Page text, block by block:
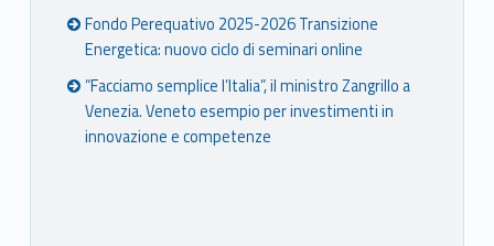
Fondo Perequativo 2025-2026 Transizione
Energetica: nuovo ciclo di seminari online
“Facciamo semplice l’Italia”, il ministro Zangrillo a
Venezia. Veneto esempio per investimenti in
innovazione e competenze